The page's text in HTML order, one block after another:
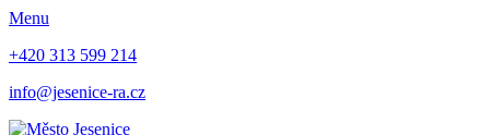
Menu
+420 313 599 214
info@jesenice-ra.cz